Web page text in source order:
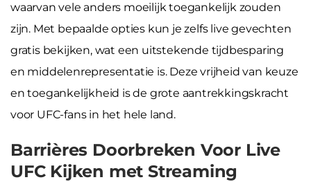
waarvan vele anders moeilijk toegankelijk zouden
zijn. Met bepaalde opties kun je zelfs live gevechten
gratis bekijken, wat een uitstekende tijdbesparing
en middelenrepresentatie is. Deze vrijheid van keuze
en toegankelijkheid is de grote aantrekkingskracht
voor UFC-fans in het hele land.
Barrières Doorbreken Voor Live
UFC Kijken met Streaming